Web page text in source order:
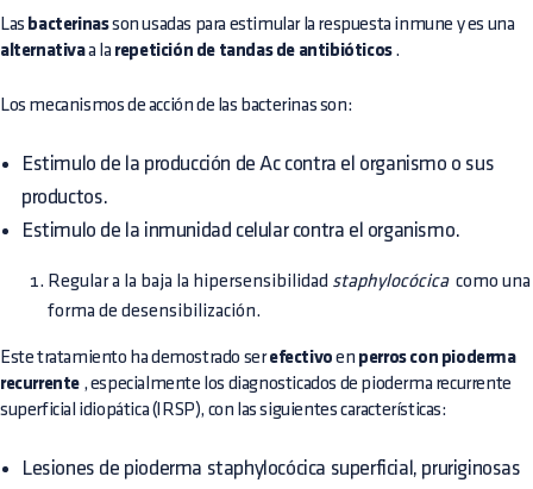
Las bacterinasson usadas para estimular la respuesta inmune y es una
alternativaa la repetición de tandas de antibióticos.
Los mecanismos de acción de las bacterinas son:
Estimulo de la producción de Ac contra el organismo o sus
productos.
Estimulo de la inmunidad celular contra el organismo.
Regular a la baja la hipersensibilidad staphylocócica como una
forma de desensibilización.
Este tratamiento ha demostrado serefectivo en perros con pioderma
recurrente , especialmente los diagnosticados de pioderma recurrente
superficial idiopática (IRSP), con las siguientes características:
Lesiones de pioderma staphylocócica superficial, pruriginosas